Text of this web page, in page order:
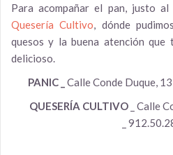
Para acompañar el pan, justo
Quesería Cultivo , dónde
quesos y la buena atención que
delicioso.
PANIC _
Calle Conde Duque, 13
QUESERÍA CULTIVO_ Calle
_